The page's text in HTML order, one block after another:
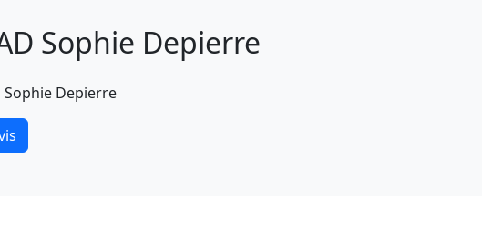
Sophie Depierre
Sophie Depierre